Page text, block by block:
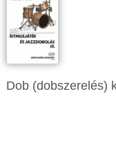
Dob (dobszerelés)